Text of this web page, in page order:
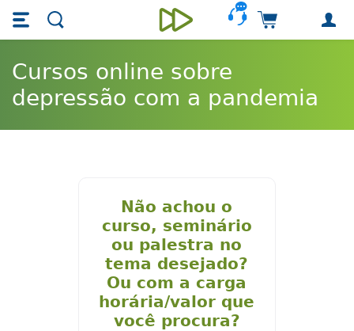
Skip main navigation
Skip to main content
Unieducar
Carrinho de
Cursos online sobre
depressão com a pandemia
Não achou o
curso, seminário
ou palestra no
tema desejado?
Ou com a carga
horária/valor que
você procura?